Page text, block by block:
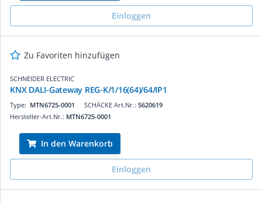
Einloggen
Zu Favoriten hinzufügen
SCHNEIDER ELECTRIC
KNX DALI-Gateway REG-K/1/16(64)/64/IP1
SCHÄCKE Art.Nr.: 5620619
Type: MTN6725-0001
Hersteller-Art.Nr.: MTN6725-0001
In den Warenkorb
Einloggen